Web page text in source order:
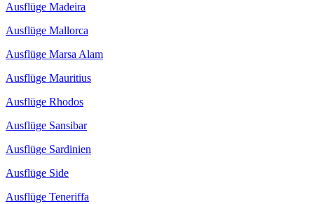
Ausflüge Madeira
Ausflüge Mallorca
Ausflüge Marsa Alam
Ausflüge Mauritius
Ausflüge Rhodos
Ausflüge Sansibar
Ausflüge Sardinien
Ausflüge Side
Ausflüge Teneriffa